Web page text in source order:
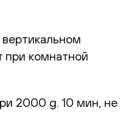
при комнатной
2000 g. 10 мин, не